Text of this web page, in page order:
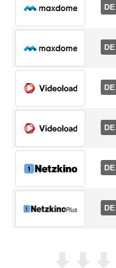
DE
DE
DE
DE
DE
DE